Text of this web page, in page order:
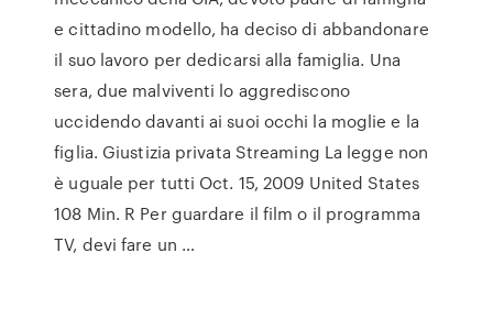
e cittadino modello, ha deciso di abbandonare
il suo lavoro per dedicarsi alla famiglia. Una
sera, due malviventi lo aggrediscono
uccidendo davanti ai suoi occhi la moglie e la
figlia. Giustizia privata Streaming La legge non
è uguale per tutti Oct. 15, 2009 United States
108 Min. R Per guardare il film o il programma
TV, devi fare un …